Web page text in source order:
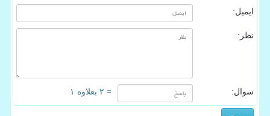
ایمیل:
نظر:
سوال: = ۲ بعلاوه ۱